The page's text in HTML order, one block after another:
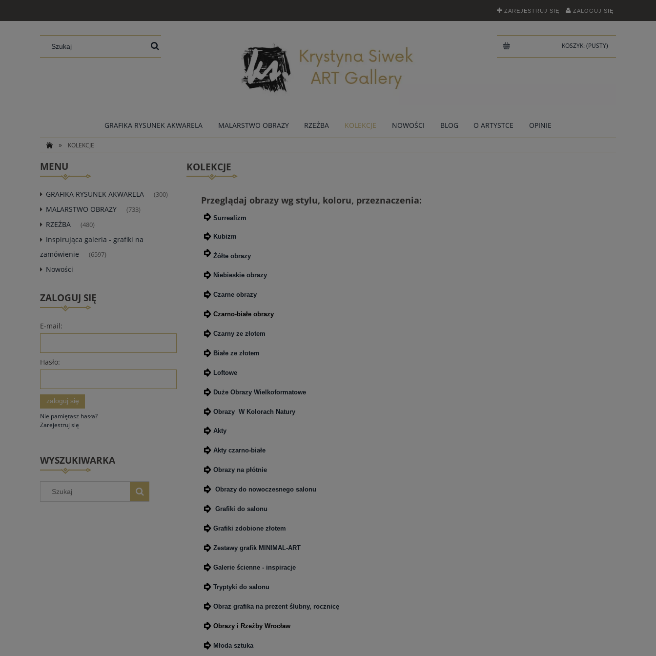
ZAREJESTRUJ SIĘ ZALOGUJ SIĘ
KOSZYK: (PUSTY)
GRAFIKA RYSUNEK AKWARELA MALARSTWO OBRAZY RZEŹBA KOLEKCJE NOWOŚCI BLOG O ARTYSTCE OPINIE
» KOLEKCJE
MENU
GRAFIKA RYSUNEK AKWARELA (300)
MALARSTWO OBRAZY (733)
RZEŹBA (480)
Inspirująca galeria - grafiki na
zamówienie
(6597)
Nowości
ZALOGUJ SIĘ
E-mail:
Hasło:
zaloguj się
Nie pamiętasz hasła?
Zarejestruj się
WYSZUKIWARKA
KOLEKCJE
Przeglądaj obrazy wg stylu, koloru, przeznaczenia:
Surrealizm
Kubizm
Żółte obrazy
Niebieskie obrazy
Czarne obrazy
Czarno-białe obrazy
Czarny ze złotem
Białe ze złotem
Loftowe
Duże Obrazy Wielkoformatowe
Obrazy W Kolorach Natury
Akty
Akty czarno-białe
Obrazy na płótnie
Obrazy do nowoczesnego salonu
Grafiki do salonu
Grafiki zdobione złotem
Zestawy grafik MINIMAL-ART
Galerie ścienne - inspiracje
Tryptyki do salonu
Obraz grafika na prezent ślubny, rocznicę
Obrazy i Rzeźby Wrocław
Młoda sztuka